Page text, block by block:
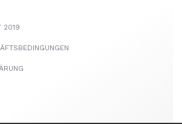
2019